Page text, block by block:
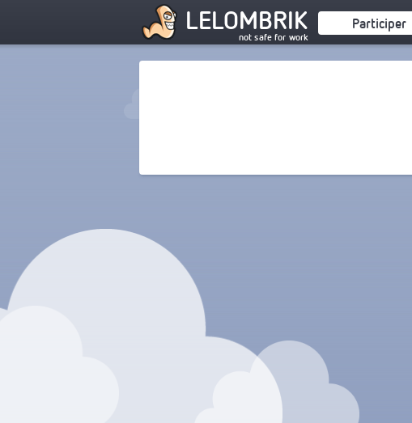
LELOMBRIK
not safe for work
Participer